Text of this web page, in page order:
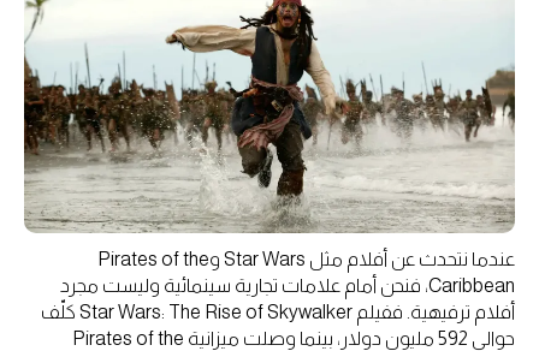
عندما نتحدث عن أفلام مثل Star Wars وPirates of the
Caribbean، فنحن أمام علامات تجارية سينمائية وليست مجرد
أفلام ترفيهية. ففيلم Star Wars: The Rise of Skywalker كلّف
حوالي 592 مليون دولار، بينما وصلت ميزانية Pirates of the